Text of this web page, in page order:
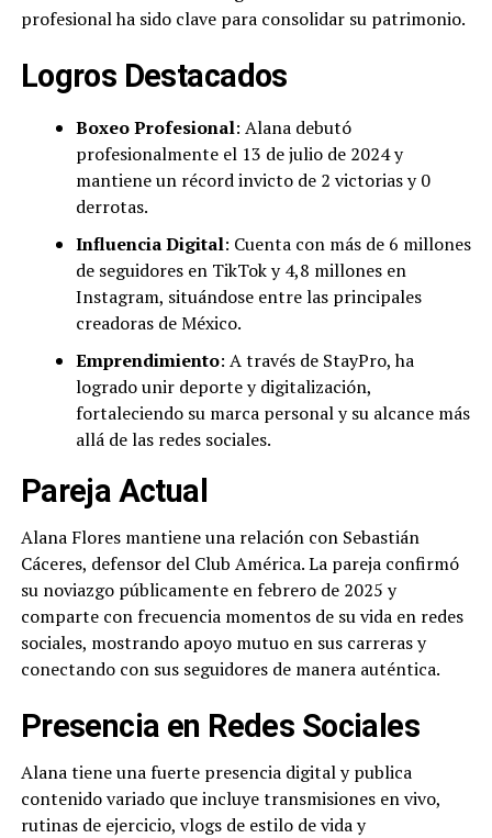
profesional ha sido clave para consolidar su patrimonio.
Logros Destacados
Boxeo Profesional: Alana debutó
profesionalmente el 13 de julio de 2024 y
mantiene un récord invicto de 2 victorias y 0
derrotas.
Influencia Digital: Cuenta con más de 6 millones
de seguidores en TikTok y 4,8 millones en
Instagram, situándose entre las principales
creadoras de México.
Emprendimiento: A través de StayPro, ha
logrado unir deporte y digitalización,
fortaleciendo su marca personal y su alcance más
allá de las redes sociales.
Pareja Actual
Alana Flores mantiene una relación con Sebastián
Cáceres, defensor del Club América. La pareja confirmó
su noviazgo públicamente en febrero de 2025 y
comparte con frecuencia momentos de su vida en redes
sociales, mostrando apoyo mutuo en sus carreras y
conectando con sus seguidores de manera auténtica.
Presencia en Redes Sociales
Alana tiene una fuerte presencia digital y publica
contenido variado que incluye transmisiones en vivo,
rutinas de ejercicio, vlogs de estilo de vida y